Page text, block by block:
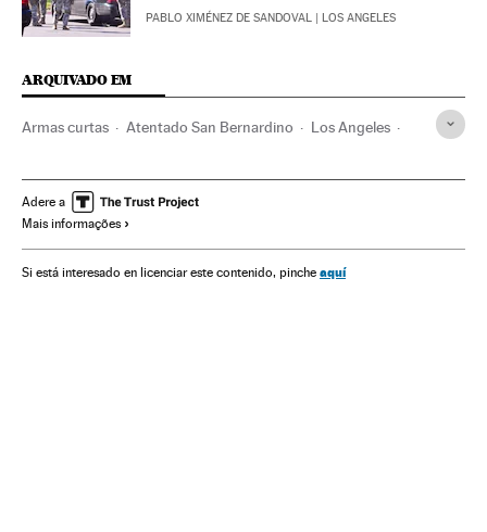
PABLO XIMÉNEZ DE SANDOVAL | LOS ANGELES
ARQUIVADO EM
Armas curtas Atentado San Bernardino Los Angeles
Incidentes Vítimas Estados Unidos
Assassinatos múltiplos
Acontecimentos América Delitos Justiça
Adere a
Mais informações
Si está interesado en licenciar este contenido, pinche aquí